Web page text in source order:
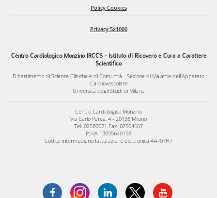
Policy Cookies
Privacy 5x1000
Centro Cardiologico Monzino IRCCS - Istituto di Ricovero e Cura a Carattere
Scientifico
Dipartimento di Scienze Cliniche e di Comunità - Sezione di Malattie dell’Apparato
Cardiovascolare
Università degli Studi di Milano
Centro Cardiologico Monzino
Via Carlo Parea, 4 - 20138 Milano
Tel. 02580021 Fax. 02504667
P.IVA 13055640158
Codice intermediario fatturazione elettronica A4707H7